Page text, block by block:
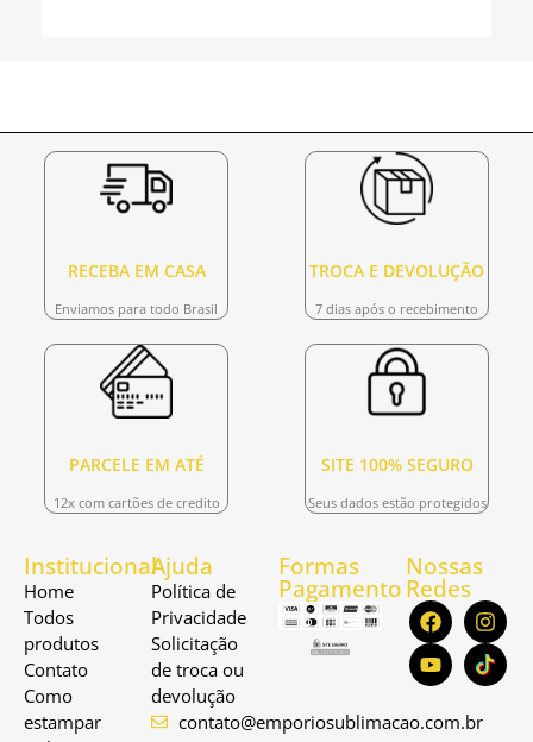
RECEBA EM CASA
Enviamos para todo Brasil
TROCA E DEVOLUÇÃO
7 dias após o recebimento
PARCELE EM ATÉ
12x com cartões de credito
SITE 100% SEGURO
Seus dados estão protegidos
Institucional
Home
Todos
produtos
Contato
Como
estampar
Ajuda
Política de
Privacidade
Solicitação
de troca ou
devolução
contato@emporiosublimacao.com.br
Formas
Pagamento
Nossas
Redes